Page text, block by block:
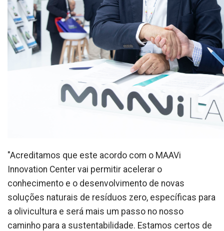
"Acreditamos que este acordo com o MAAVi
Innovation Center vai permitir acelerar o
conhecimento e o desenvolvimento de novas
soluções naturais de resíduos zero, específicas para
a olivicultura e será mais um passo no nosso
caminho para a sustentabilidade. Estamos certos de